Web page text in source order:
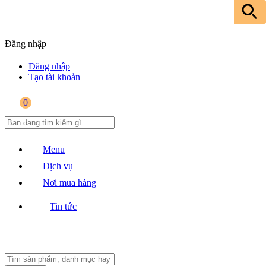
Đăng nhập
Đăng nhập
Tạo tài khoản
0
Menu
Dịch vụ
Nơi mua hàng
Tin tức